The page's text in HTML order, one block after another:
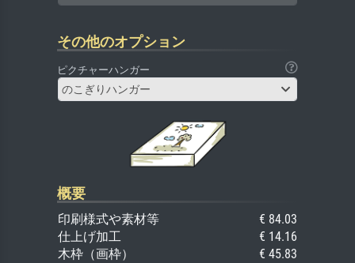
その他のオプション
ピクチャーハンガー
のこぎりハンガー
概要
印刷様式や素材等
€ 84.03
仕上げ加工
€ 14.16
木枠（画枠）
€ 45.83